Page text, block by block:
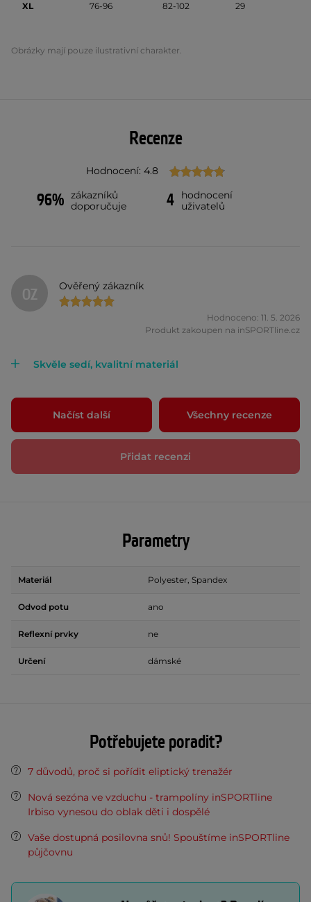
XL 76-96 82-102 29
Obrázky mají pouze ilustrativní charakter.
Recenze
Hodnocení: 4.8
96% zákazníků
doporučuje
4
hodnocení
uživatelů
OZ Ověřený zákazník
Hodnoceno: 11. 5. 2026
Produkt zakoupen na inSPORTline.cz
Skvěle sedí, kvalitní materiál
Načíst další Všechny recenze
Přidat recenzi
Parametry
Materiál Polyester, Spandex
Odvod potu ano
Reflexní prvky ne
Určení dámské
Potřebujete poradit?
7 důvodů, proč si pořídit eliptický trenažér
Nová sezóna ve vzduchu - trampolíny inSPORTline
Irbiso vynesou do oblak děti i dospělé
Vaše dostupná posilovna snů! Spouštíme inSPORTline
půjčovnu